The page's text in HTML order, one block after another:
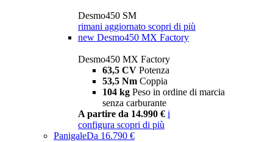
Desmo450 SM
rimani aggiornato scopri di più
new Desmo450 MX Factory
Desmo450 MX Factory
63,5 CV Potenza
53,5 Nm Coppia
104 kg Peso in ordine di marcia
senza carburante
A partire da 14.990 € i
configura scopri di più
PanigaleDa 16.790 €